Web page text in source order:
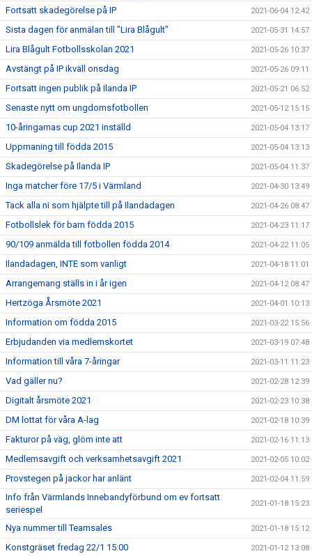
Fortsatt skadegörelse på IP 2021-06-04 12:42
Sista dagen för anmälan till "Lira Blågult" 2021-05-31 14:57
Lira Blågult Fotbollsskolan 2021 2021-05-26 10:37
Avstängt på IP ikväll onsdag 2021-05-26 09:11
Fortsatt ingen publik på Ilanda IP 2021-05-21 06:52
Senaste nytt om ungdomsfotbollen 2021-05-12 15:15
10-åringarnas cup 2021 inställd 2021-05-04 13:17
Uppmaning till födda 2015 2021-05-04 13:13
Skadegörelse på Ilanda IP 2021-05-04 11:37
Inga matcher före 17/5 i Värmland 2021-04-30 13:49
Tack alla ni som hjälpte till på Ilandadagen 2021-04-26 08:47
Fotbollslek för barn födda 2015 2021-04-23 11:17
90/109 anmälda till fotbollen födda 2014 2021-04-22 11:05
Ilandadagen, INTE som vanligt 2021-04-18 11:01
Arrangemang ställs in i år igen 2021-04-12 08:47
Hertzöga Årsmöte 2021 2021-04-01 10:13
Information om födda 2015 2021-03-22 15:56
Erbjudanden via medlemskortet 2021-03-19 07:48
Information till våra 7-åringar 2021-03-11 11:23
Vad gäller nu? 2021-02-28 12:39
Digitalt årsmöte 2021 2021-02-23 10:38
DM lottat för våra A-lag 2021-02-18 10:39
Fakturor på väg, glöm inte att 2021-02-16 11:13
Medlemsavgift och verksamhetsavgift 2021 2021-02-05 10:02
Provstegen på jackor har anlänt 2021-02-04 11:59
Info från Värmlands Innebandyförbund om ev fortsatt
seriespel
2021-01-18 15:23
Nya nummer till Teamsales 2021-01-18 15:12
Konstgräset fredag 22/1 15:00 2021-01-12 13:08